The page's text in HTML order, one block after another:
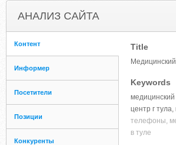
АНАЛИЗ САЙТА
Контент
Информер
Посетители
Позиции
Конкуренты
Title
Keywords
центр г
телефоны,
в туле